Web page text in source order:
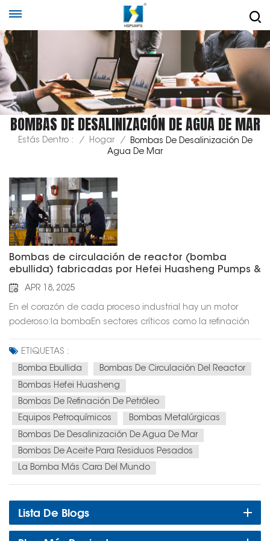
BOMBAS DE DESALINIZACIÓN DE AGUA DE MAR
Estás Dentro : / Hogar /
Bombas De Desalinización De
Agua De Mar
Bombas de circulación de reactor (bomba
ebullida) fabricadas por Hefei Huasheng Pumps &
Valves
APR 18, 2025
En el corazón de cada proceso industrial hay un motor
poderoso:la bombaEn sectores críticos como la refinación
de petróleo, la petroquímica, la metalurgia y la
desalinización de agua de mar, las soluciones de bombeo
fiables y eficientes son indispensables. Uno de estos
equipos vitales es el... bomba de circulación del reactor,
también conocida en la industria como “bomba ebullida”,
un actor clave en la transformación del petróleo residual
pesado en combustibles limpios. Hefei Huasheng Pumps &
Valves Co., Ltd. se ha dedicado a la investigación
tecnológica exhaustiva y al desarrollo de productos,
siguiendo la senda de la especialización, el
productos de sustitución de importaciones, incluyendo
turbinas hidráulicas y bombas de flujo axial para reactores
ETIQUETAS :
Bomba Ebullida
Bombas De Circulación Del Reactor
Bombas Hefei Huasheng
Bombas De Refinación De Petróleo
Equipos Petroquímicos
Bombas Metalúrgicas
Bombas De Desalinización De Agua De Mar
Bombas De Aceite Para Residuos Pesados
La Bomba Más Cara Del Mundo
Lista De Blogs